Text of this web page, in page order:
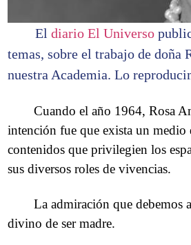
El diario El Universo
temas, sobre el trabajo de doña
nuestra Academia. Lo
Cuando el año 1964, Rosa
intención fue que exista un medio
contenidos que privilegien los
sus diversos roles de vivencias.
La admiración que debemos
divino de ser madre.